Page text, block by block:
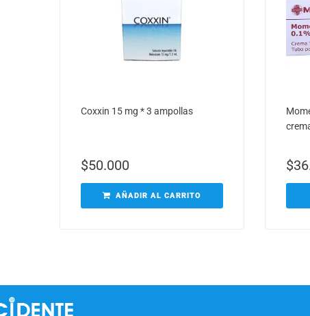
Coxxin 15 mg * 3 ampollas
$50.000
AÑADIR AL CARRITO
$